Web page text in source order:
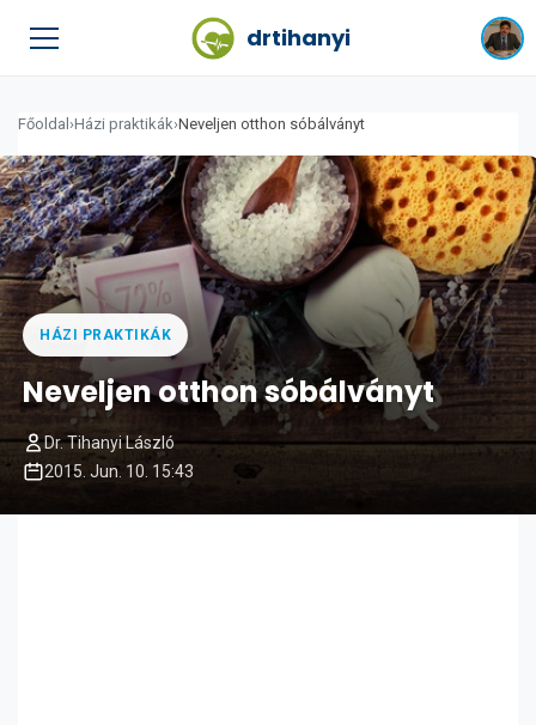
drtihanyi
Főoldal ›Házi praktikák›Neveljen otthon sóbálványt
HÁZI PRAKTIKÁK
Neveljen otthon sóbálványt
Dr. Tihanyi László
2015. Jun. 10. 15:43